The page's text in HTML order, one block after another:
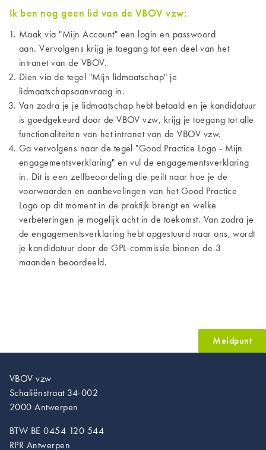
Ik ben nog geen lid van de VBOV vzw:
Maak via "Mijn Account" een login en passwoord
aan. Vervolgens krijg je toegang tot een deel van het
intranet van de VBOV.
Dien via de tegel "Mijn lidmaatschap" je
lidmaatschapsaanvraag in.
Van zodra je je lidmaatschap hebt betaald en je kandidatuur
is goedgekeurd door de VBOV vzw, krijg je toegang tot alle
functionaliteiten van het intranet van de VBOV vzw.
Ga vervolgens naar de tegel "Good Practice Logo - Mijn
engagementsverklaring" en vul de engagementsverklaring
in. Dit is een zelfbeoordeling die peilt naar hoe je de
voorwaarden en aanbevelingen van het Good Practice
Logo op dit moment in de praktijk brengt en welke
verbeteringen je mogelijk acht in de toekomst. Van zodra je
de engagementsverklaring hebt opgestuurd naar ons, wordt
je kandidatuur door de GPL-commissie binnen de 3
maanden beoordeeld.
Meldpunt
VBOV vzw
Schaliënstraat 34-002
2000 Antwerpen
BTW BE 0454 120 544
RPR Antwerpen